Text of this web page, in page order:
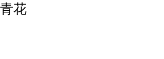
青花